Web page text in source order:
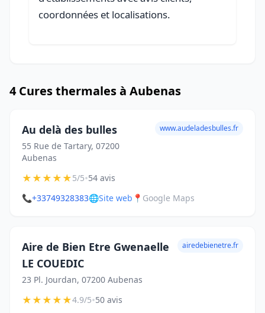
coordonnées et localisations.
4 Cures thermales à Aubenas
Au delà des bulles
55 Rue de Tartary, 07200
Aubenas
www.audeladesbulles.fr
★★★★★5/5•54 avis
📞+33749328383🌐Site web 📍 Google Maps
Aire de Bien Etre Gwenaelle
LE COUEDIC
23 Pl. Jourdan, 07200 Aubenas
airedebienetre.fr
★★★★★4.9/5•50 avis